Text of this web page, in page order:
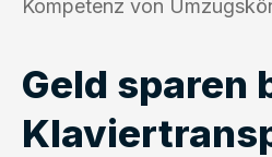
Kompetenz von
Geld sparen